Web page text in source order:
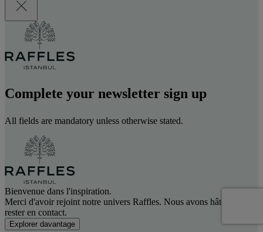
Complete your newsletter sign up
All fields are mandatory unless otherwise stated.
Bienvenue dans l'inspiration.
Merci d'avoir rejoint notre univers Raffles. Nous avons hâte de
rester en contact.
Explorer davantage